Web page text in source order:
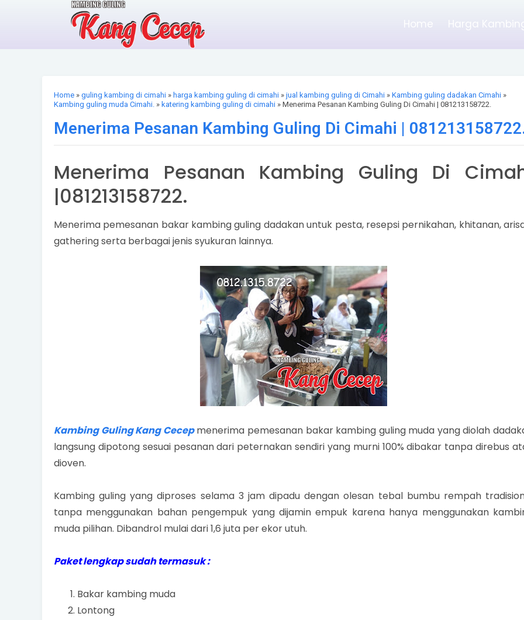
Home Harga
Home » guling kambing di cimahi » harga kambing guling di cimahi » jual kambing guling di Cimahi » Kambing guling dadakan Cimahi »
Kambing guling muda Cimahi. » katering kambing guling di cimahi » Menerima Pesanan Kambing Guling Di Cimahi | 081213158722.
Menerima Pesanan Kambing Guling Di Cimahi |
Menerima Pesanan Kambing Guling Di
|081213158722.
Menerima pemesanan bakar kambing guling dadakan untuk pesta, resepsi pernikahan, khitanan,
gathering serta berbagai jenis syukuran lainnya.
Kambing Guling Kang Cecepmenerima pemesanan bakar kambing guling muda yang diolah
langsung dipotong sesuai pesanan dari peternakan sendiri yang murni 100% dibakar tanpa direbus
dioven.
Kambing guling yang diproses selama 3 jam dipadu dengan olesan tebal bumbu rempah
tanpa menggunakan bahan pengempuk yang dijamin empuk karena hanya menggunakan
muda pilihan. Dibandrol mulai dari 1,6 juta per ekor utuh.
Paket lengkap sudah termasuk :
Bakar kambing muda
Lontong